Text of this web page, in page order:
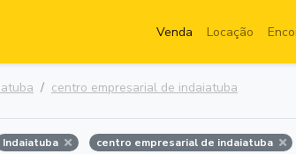
Venda Locação
centro empresarial de indaiatuba
Indaiatuba centro empresarial de indaiatuba